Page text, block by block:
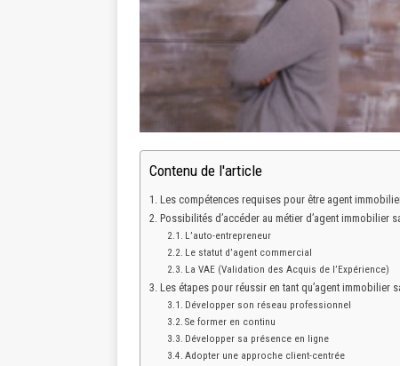
Contenu de l'article
Les compétences requises pour être agent
Possibilités d’accéder au métier d’agent immobilier
L’auto-entrepreneur
Le statut d’agent commercial
La VAE (Validation des Acquis de l’Expérience)
Les étapes pour réussir en tant qu’agent immobilier
Développer son réseau professionnel
Se former en continu
Développer sa présence en ligne
Adopter une approche client-centrée